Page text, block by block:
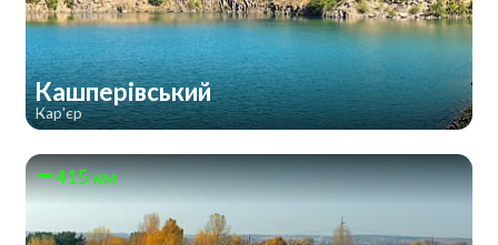
Кашперівський
Кар'єр
415 км